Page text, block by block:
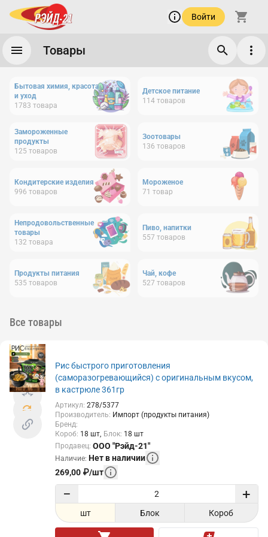
Войти
Товары
Бытовая химия, красота
и уход
1783 товара
Детское питание
114 товаров
Замороженные
продукты
125 товаров
Зоотовары
136 товаров
Кондитерские изделия
996 товаров
Мороженое
71 товар
Непродовольственные
товары
132 товара
Пиво, напитки
557 товаров
Продукты питания
535 товаров
Чай, кофе
527 товаров
Все товары
Рис быстрого приготовления
(саморазогревающийся) с оригинальным вкусом,
в кастрюле 361гр
Артикул: 278/5377
Производитель: Импорт (продукты питания)
Бренд:
Короб: 18 шт Блок: 18 шт
Продавец: ООО "Рэйд-21"
Наличие: Нет в наличии
269,00 ₽/шт
− +
шт Блок Короб